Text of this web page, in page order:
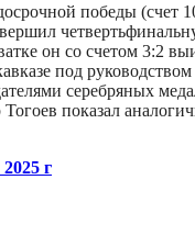
победы (счет
он со счетом 3:2
под
серебряных
показал
г